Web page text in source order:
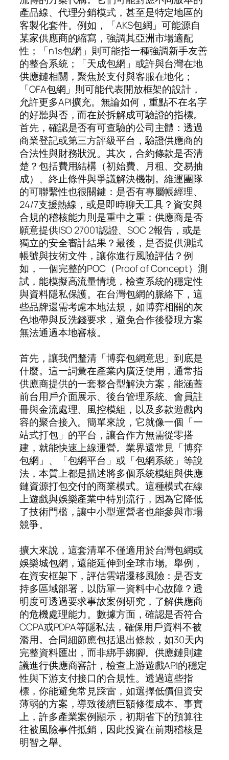
產品線、代理分銷模式，甚至是特定地區的
客製化套件。例如，「AKS包網」可能源自
某家供應商的縮寫，強調其亞洲市場適配
性；「n1s包網」則可能指一種強調新手友善
的整合系統；「天成包網」或許與台灣在地
供應鏈相關，聚焦於支付與客服在地化；
「OFA包網」則可能代表開放框架的設計，
允許更多API擴充。無論如何，重點不在名字
的好聽與否，而在於拆解成可驗證的指標。
首先，確認是否有可查驗的公司主體：透過
商業登記或第三方評級平台，驗證供應商的
合法性與財務狀況。其次，合約條款是否清
楚？包括費用結構（初始費、月租、交易抽
成）、終止條件與爭議解決機制。維運團隊
的可聯繫性也很關鍵：是否有專屬帳經理、
24/7支援熱線，或是即時聊天工具？資安與
合規的稽核能力則是重中之重：供應商是否
願意提供ISO 27001認證、SOC 2報告，或是
獨立的安全審計結果？最後，是否提供測試
帳號與技術文件，讓你進行風險評估？例
如，一個完整的POC（Proof of Concept）測
試，能模擬高流量情境，檢查系統的穩定性
與資料隱私保護。在台灣包網的脈絡下，這
些品牌還需考慮本地法規，如博弈相關的灰
色地帶與反洗錢要求，避免合作後發現方案
無法通過本地審核。
首先，讓我們釐清「博弈包網意思」到底是
什麼。這一詞彙在產業內廣泛使用，通常指
供應商提供的一套整合型解決方案，能涵蓋
前台用戶介面展示、後台管理系統、會員註
冊與金流處理、風控模組，以及多款遊戲內
容的聚合接入。簡單來說，它就像一個「一
站式打包」的平台，讓合作方無需從零搭
建，就能快速上線運營。業界還常見「博弈
包網」、「包網平台」或「包網系統」等說
法，本質上都是描述將多個系統模組與供應
鏈資源打包交付的商業模式。這種模式在線
上遊戲與娛樂產業中特別流行，因為它降低
了技術門檻，讓中小型運營者也能參與市場
競爭。
擴大來說，這套清單不僅適用於台灣包網或
娛樂城包網，還能延伸到全球市場。舉例，
在資安框架下，評估雲端遷移風險：是否支
持多區域部署，以防單一資料中心故障？透
明度可透過要求事故案例研究，了解供應商
的危機處理能力。數據方面，確認是否符合
CCPA或PDPA等隱私法，確保用戶資料不被
濫用。合同細節應包括退出條款，如30天內
完整資料匯出，而非綁手綁腳。供應鏈則建
議進行供應商審計，檢查上游遊戲API的穩定
性與下游支付接口的合規性。透過這些指
標，你能避免常見踩雷，如選擇低價但資安
薄弱的方案，導致後續巨額修復成本。事實
上，許多產業案例顯示，初期省下的預算往
往被風險事件抵銷，因此投資在前期稽核是
明智之舉。